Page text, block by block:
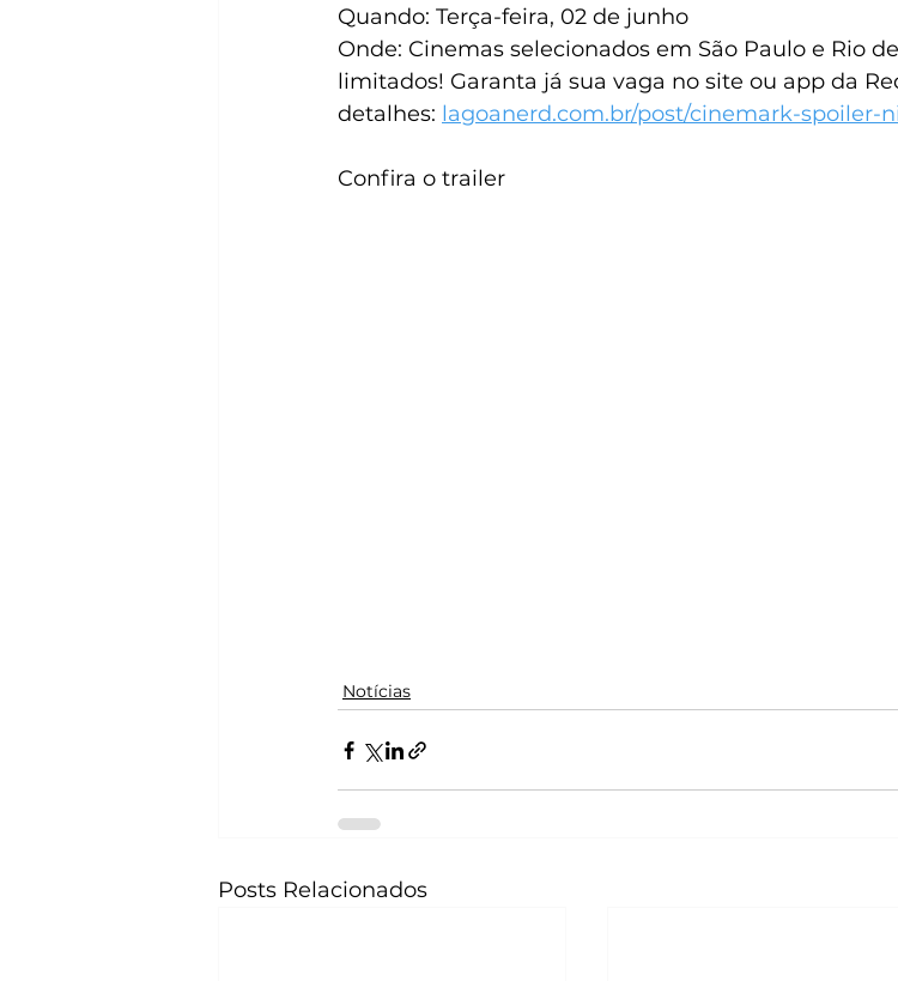
Quando: Terça-feira, 02 de junho
Onde: Cinemas selecionados em São Paulo e Rio
limitados! Garanta já sua vaga no site ou app da
detalhes: lagoanerd.com.br/post/cinemark-spoiler-
Confira o trailer
Notícias
Posts Relacionados